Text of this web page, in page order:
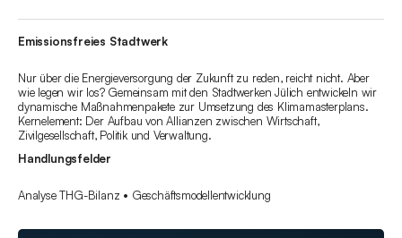
Emissionsfreies Stadtwerk
Nur über die Energieversorgung der Zukunft zu reden, reicht nicht. Aber
wie legen wir los? Gemeinsam mit den Stadtwerken Jülich entwickeln wir
dynamische Maßnahmenpakete zur Umsetzung des Klimamasterplans.
Kernelement: Der Aufbau von Allianzen zwischen Wirtschaft,
Zivilgesellschaft, Politik und Verwaltung.
Handlungsfelder
Analyse THG-Bilanz • Geschäftsmodellentwicklung